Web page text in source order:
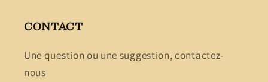
CONTACT
Une question ou une suggestion, contactez-
nous